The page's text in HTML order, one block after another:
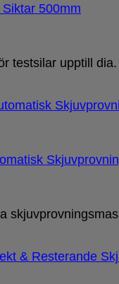
500mm
testsilar upptill